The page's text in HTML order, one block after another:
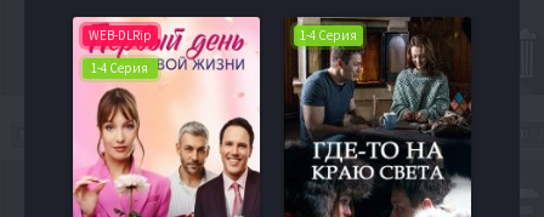
WEB-DLRip
1-4 Серия
1-4 Серия